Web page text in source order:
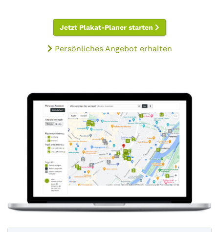
Jetzt Plakat-Planer starten
Persönliches Angebot erhalten